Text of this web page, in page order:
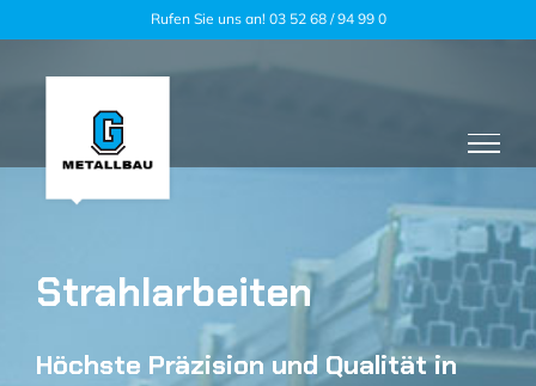
Rufen Sie uns an! 03 52 68 / 94 99 0
Strahlarbeiten
Höchste Präzision und Qualität in